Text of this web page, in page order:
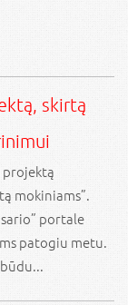
skirtą
projektą
mokiniams”.
portale
patogiu metu.